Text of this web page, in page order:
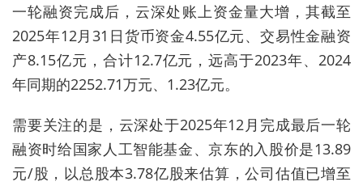
一轮融资完成后，云深处账上资金量大增，其截至
2025年12月31日货币资金4.55亿元、交易性金融资
产8.15亿元，合计12.7亿元，远高于2023年、2024
年同期的2252.71万元、1.23亿元。
需要关注的是，云深处于2025年12月完成最后一轮
融资时给国家人工智能基金、京东的入股价是13.89
元/股，以总股本3.78亿股来估算，公司估值已增至